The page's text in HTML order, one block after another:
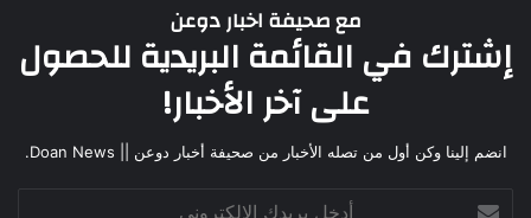
مع صحيفة اخبار دوعن
إشترك في القائمة البريدية للحصول
على آخر الأخبار!
انضم إلينا وكن أول من تصله الأخبار من صحيفة أخبار دوعن || Doan News.